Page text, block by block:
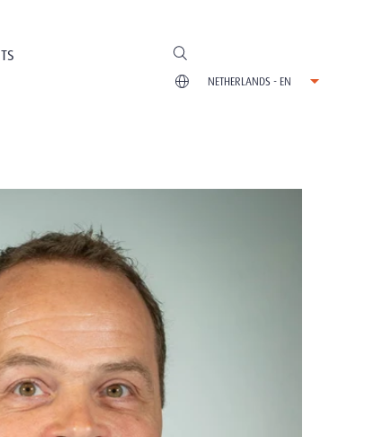
NETHERLANDS - EN